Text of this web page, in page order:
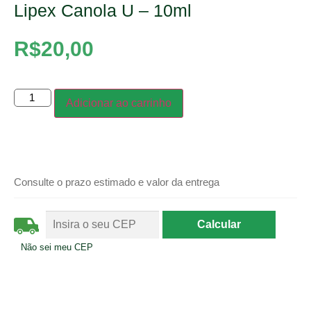
Lipex Canola U – 10ml
R$20,00
Adicionar ao carrinho
Consulte o prazo estimado e valor da entrega
Não sei meu CEP